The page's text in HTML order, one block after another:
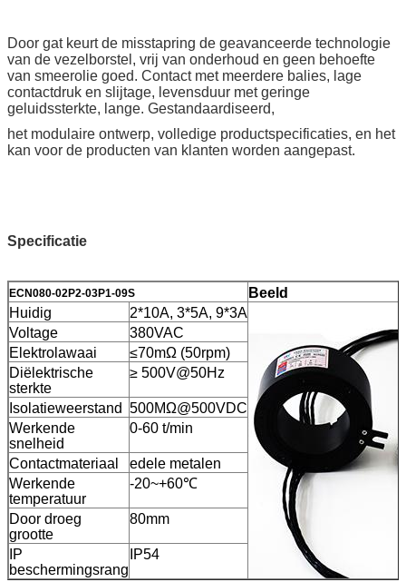
Door gat keurt de misstapring de geavanceerde technologie
van de vezelborstel, vrij van onderhoud en geen behoefte
van smeerolie goed. Contact met meerdere balies, lage
contactdruk en slijtage, levensduur met geringe
geluidssterkte, lange. Gestandaardiseerd,
het modulaire ontwerp, volledige productspecificaties, en het
kan voor de producten van klanten worden aangepast.
Specificatie
ECN080-02P2-03P1-09S
Beeld
Huidig
2*10A, 3*5A, 9*3A
Voltage
380VAC
Elektrolawaai
≤70mΩ (50rpm)
Diëlektrische
sterkte
≥ 500V@50Hz
Isolatieweerstand 500MΩ@500VDC
Werkende
snelheid
0-60 t/min
Contactmateriaal
edele metalen
Werkende
temperatuur
-20~+60℃
Door droeg
grootte
80mm
IP
beschermingsrang
IP54